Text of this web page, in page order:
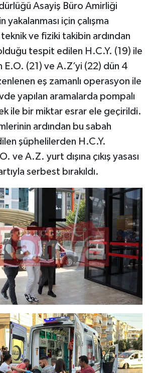
Asayiş Büro Amirliği
yakalanması için çalışma
teknik ve fiziki takibin ardından
tespit edilen H.C.Y. (19) ile
E.O. (21) ve A.Z’yi (22) dün 4
eş zamanlı operasyon ile
yapılan aramalarda pompalı
ile bir miktar esrar ele geçirildi.
ardından bu sabah
şüphelilerden H.C.Y.
ve A.Z. yurt dışına çıkış yasası
serbest bırakıldı.